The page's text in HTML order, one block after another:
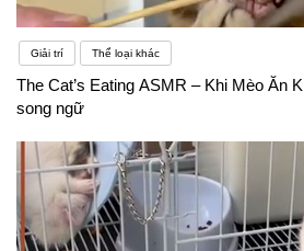
Giải trí Thể loại khác
The Cat’s Eating ASMR – Khi Mèo Ăn
song ngữ